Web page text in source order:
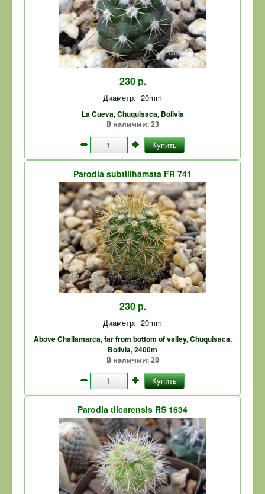
230 р.
Диаметр: 20mm
La Cueva, Chuquisaca, Bolivia
В наличии:23
Купить
Parodia subtilihamata FR 741
230 р.
Диаметр: 20mm
Above Challamarca, far from bottom of valley, Chuquisaca,
Bolivia, 2400m
В наличии:20
Купить
Parodia tilcarensis RS 1634